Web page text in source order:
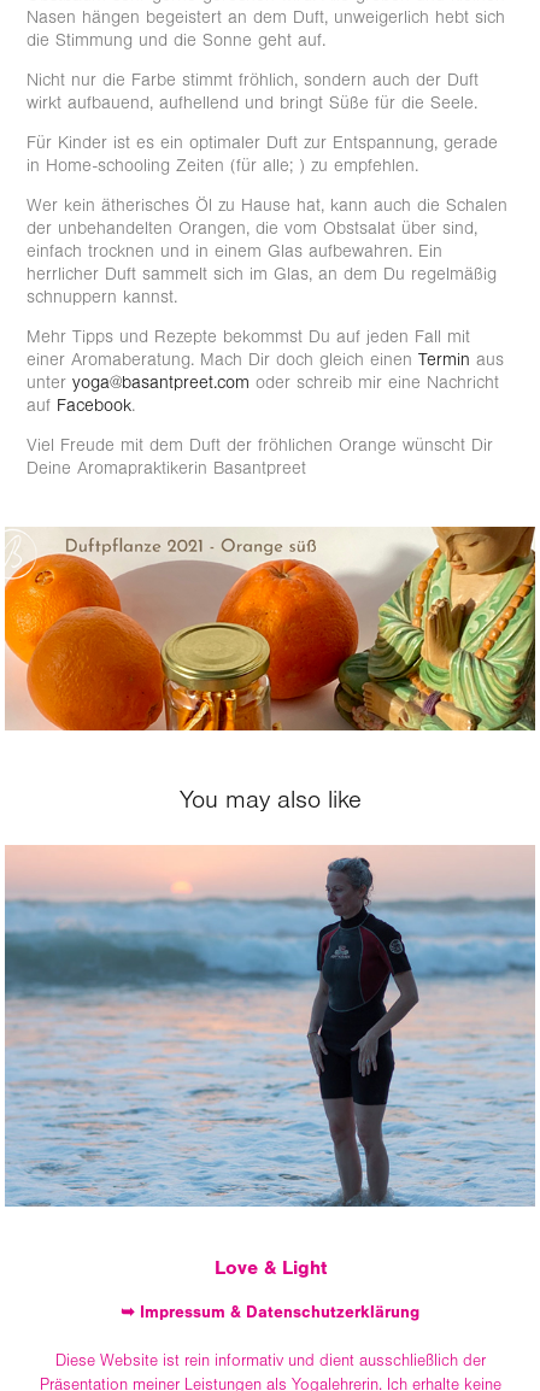
Nasen hängen begeistert an dem Duft, unweigerlich hebt sich
die Stimmung und die Sonne geht auf.
Nicht nur die Farbe stimmt fröhlich, sondern auch der Duft
wirkt aufbauend, aufhellend und bringt Süße für die Seele.
Für Kinder ist es ein optimaler Duft zur Entspannung, gerade
in Home-schooling Zeiten (für alle; ) zu empfehlen.
Wer kein ätherisches Öl zu Hause hat, kann auch die Schalen
der unbehandelten Orangen, die vom Obstsalat über sind,
einfach trocknen und in einem Glas aufbewahren. Ein
herrlicher Duft sammelt sich im Glas, an dem Du regelmäßig
schnuppern kannst.
Mehr Tipps und Rezepte bekommst Du auf jeden Fall mit
einer Aromaberatung. Mach Dir doch gleich einenTermin aus
unteryoga@basantpreet.com oder schreib mir eine Nachricht
auf Facebook.
Viel Freude mit dem Duft der fröhlichen Orange wünscht Dir
Deine Aromapraktikerin Basantpreet
You may also like
YIN YOGA Teacher
Love & Light
➥ Impressum & Datenschutzerklärung
Diese Website ist rein informativ und dient ausschließlich der
Präsentation meiner Leistungen als Yogalehrerin. Ich erhalte keine